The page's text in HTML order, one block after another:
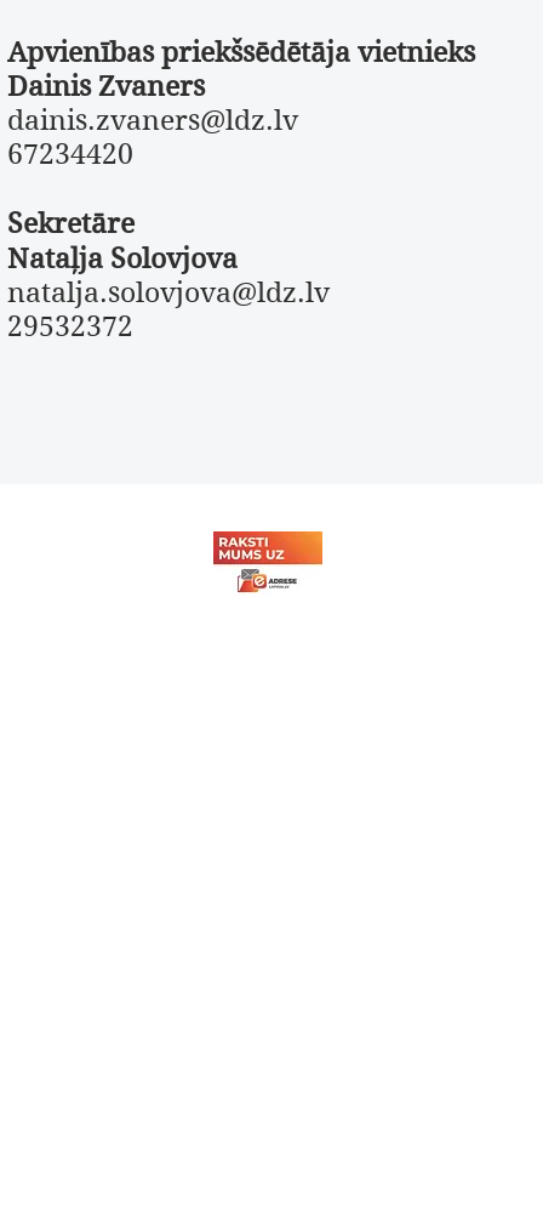
Apvienības priekšsēdētāja vietnieks
Dainis Zvaners
dainis.zvaners@ldz.lv
67234420
Sekretāre
Nataļja Solovjova
natalja.solovjova@ldz.lv
29532372